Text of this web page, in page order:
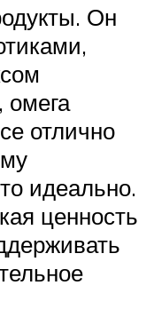
Он
отлично
идеально.
ценность